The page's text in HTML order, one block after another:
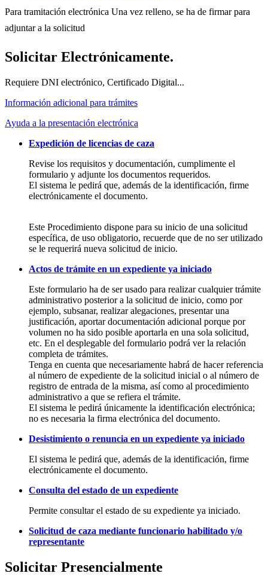
Para tramitación electrónica Una vez relleno, se ha de firmar para
adjuntar a la solicitud
Solicitar Electrónicamente.
Requiere DNI electrónico, Certificado Digital...
Información adicional para trámites
Ayuda a la presentación electrónica
Expedición de licencias de caza
Revise los requisitos y documentación, cumplimente el
formulario y adjunte los documentos requeridos.
El sistema le pedirá que, además de la identificación, firme
electrónicamente el documento.
Este Procedimiento dispone para su inicio de una solicitud
específica, de uso obligatorio, recuerde que de no ser utilizado
se le requerirá nueva solicitud de inicio.
Actos de trámite en un expediente ya iniciado
Este formulario ha de ser usado para realizar cualquier trámite
administrativo posterior a la solicitud de inicio, como por
ejemplo, subsanar, realizar alegaciones, presentar una
justificación, aportar documentación adicional porque por
volumen no ha sido posible aportarla en una sola solicitud,
etc. En el desplegable del formulario podrá ver la relación
completa de trámites.
Tenga en cuenta que necesariamente habrá de hacer referencia
al número de expediente de la solicitud inicial o al número de
registro de entrada de la misma, así como al procedimiento
administrativo a que se refiera el trámite.
El sistema le pedirá únicamente la identificación electrónica;
no es necesaria la firma electrónica del documento.
Desistimiento o renuncia en un expediente ya iniciado
El sistema le pedirá que, además de la identificación, firme
electrónicamente el documento.
Consulta del estado de un expediente
Permite consultar el estado de su expediente ya iniciado.
Solicitud de caza mediante funcionario habilitado y/o
representante
Solicitar Presencialmente